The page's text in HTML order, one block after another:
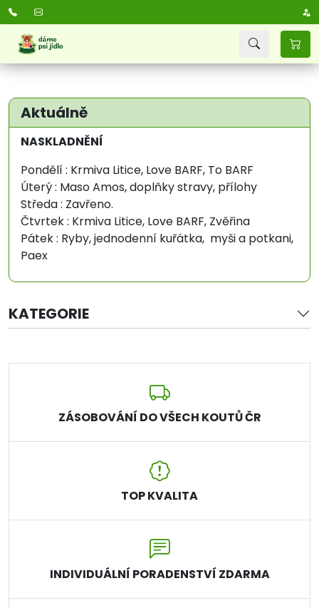
Aktuálně
NASKLADNĚNÍ
Pondělí : Krmiva Litice, Love BARF, To BARF
Úterý : Maso Amos, doplňky stravy, přílohy
Středa : Zavřeno.
Čtvrtek : Krmiva Litice, Love BARF, Zvěřina
Pátek : Ryby, jednodenní kuřátka, myši a potkani,
Paex
KATEGORIE
ZÁSOBOVÁNÍ DO VŠECH KOUTŮ ČR
TOP KVALITA
INDIVIDUÁLNÍ PORADENSTVÍ ZDARMA